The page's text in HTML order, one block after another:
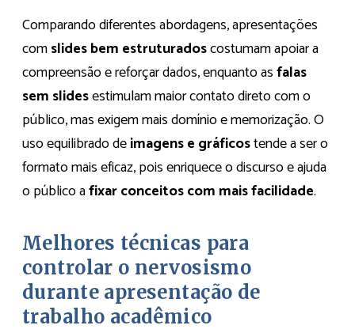
Comparando diferentes abordagens, apresentações
comslides bem estruturadoscostumam apoiar a
compreensão e reforçar dados, enquanto asfalas
sem slidesestimulam maior contato direto com o
público, mas exigem mais domínio e memorização. O
uso equilibrado deimagens e gráficostende a ser o
formato mais eficaz, pois enriquece o discurso e ajuda
o público afixar conceitos com mais facilidade.
Melhores técnicas para
controlar o nervosismo
durante apresentação de
trabalho acadêmico